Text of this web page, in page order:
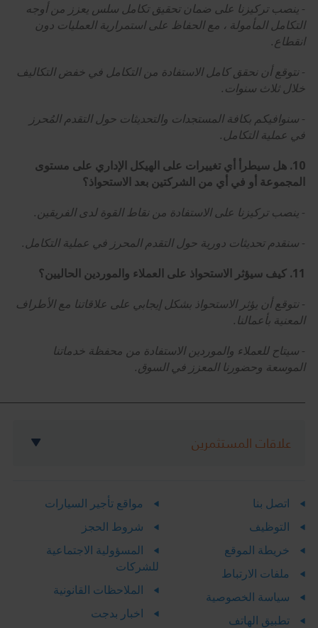
- ينصب تركيزنا على ضمان تحقيق تكامل سلس يعزز من أوجه
التكامل المأمولة ، مع الحفاظ على استمرارية العمليات دون
انقطاع.
- نتوقع أن نحقق كامل الاستفادة من التكامل في خفض التكاليف
خلال ثلاث سنوات.
- سنوافيكم بكافة المستجدات والتحديثات حول التقدم المُحرز
في عملية التكامل.
10. هل سيطرأ أي تغييرات على الهيكل الإداري على مستوى
المجموعة أو في أي من الشركتين بعد الاستحواذ؟
- ينصب تركيزنا على الاستفادة من نقاط القوة لدى الفريقين.
- سنقدم تحديثات دورية حول التقدم المحرز في عملية التكامل.
11. كيف سيؤثر الاستحواذ على العملاء والموردين الحاليين؟
- نتوقع أن يؤثر الاستحواذ بشكل إيجابي على علاقاتنا مع الأطراف
المعنية بأعمالنا.
- سيتاح للعملاء والموردين الاستفادة من محفظة خدماتنا
الموسعة وحضورنا المعزز في السوق.
علاقات المستثمرين
اتصل بنا
التوظيف
خريطة الموقع
ملفات الارتباط
سياسة الخصوصية
تطبيق الهاتف
مواقع تأجير السيارات
شروط الحجز
المسؤولية الاجتماعية
للشركات
الملاحظات القانونية
اخبار بدجت